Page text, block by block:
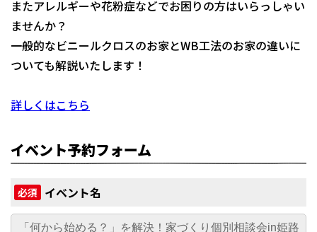
またアレルギーや花粉症などでお困りの方はいらっしゃい
ませんか？
一般的なビニールクロスのお家とWB工法のお家の違いに
ついても解説いたします！
詳しくはこちら
イベント予約フォーム
必須 イベント名